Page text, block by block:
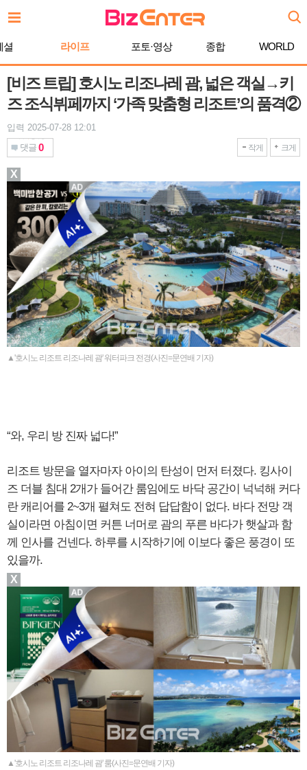
문
로
기
셜 라이프 포토·영상 종합 WORLD
[비즈 트립] 호시노 리조나레 괌, 넓은 객실→키
즈 조식뷔페까지 ‘가족 맞춤형 리조트’의 품격②
입력 2025-07-28 12:01
댓글 0 작게 크게
▲'호시노 리조트 리조나레 괌' 워터파크 전경(사진=문연배 기자)
“와, 우리 방 진짜 넓다!”
리조트 방문을 열자마자 아이의 탄성이 먼저 터졌다. 킹사이
즈 더블 침대 2개가 들어간 룸임에도 바닥 공간이 넉넉해 커다
란 캐리어를 2~3개 펼쳐도 전혀 답답함이 없다. 바다 전망 객
실이라면 아침이면 커튼 너머로 괌의 푸른 바다가 햇살과 함
께 인사를 건넨다. 하루를 시작하기에 이보다 좋은 풍경이 또
있을까.
▲'호시노 리조트 리조나레 괌' 룸(사진=문연배 기자)
X
X